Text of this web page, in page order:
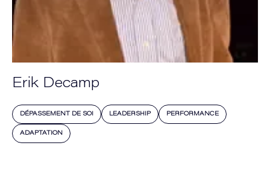
Erik Decamp
DÉPASSEMENT DE SOI LEADERSHIP PERFORMANCE
ADAPTATION